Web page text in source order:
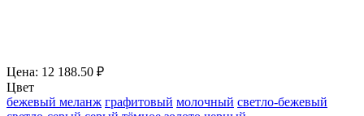
Цена: 12 188.50 ₽
Цвет
бежевый меланж графитовый молочный светло-бежевый